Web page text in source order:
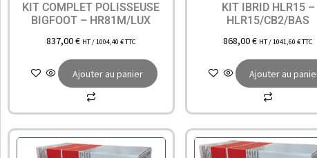
KIT COMPLET POLISSEUSE
BIGFOOT – HR81M/LUX
837,00€ HT /1004,40 €TTC
Ajouter au panier
KIT IBRID HLR15 –
HLR15/CB2/BAS
868,00€ HT /1041,60€TTC
Ajouter au